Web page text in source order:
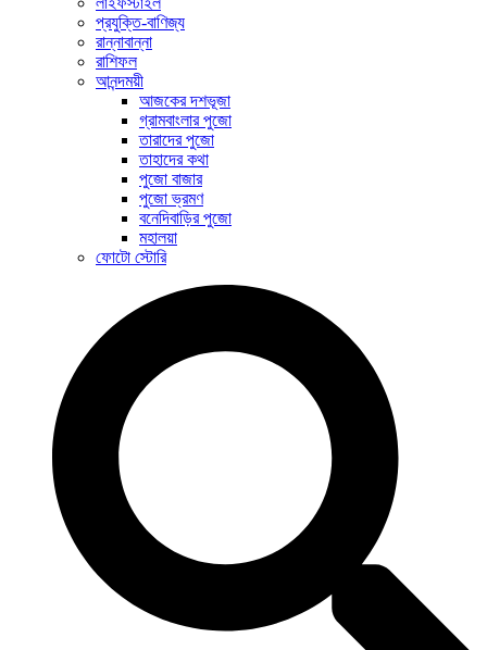
প্রযুক্তি-বাণিজ্য
রান্নাবান্না
রাশিফল
আনন্দময়ী
আজকের দশভূজা
গ্রামবাংলার পুজো
তারাদের পুজো
তাহাদের কথা
পুজো বাজার
পুজো ভ্রমণ
বনেদিবাড়ির পুজো
মহালয়া
ফোটো স্টোরি